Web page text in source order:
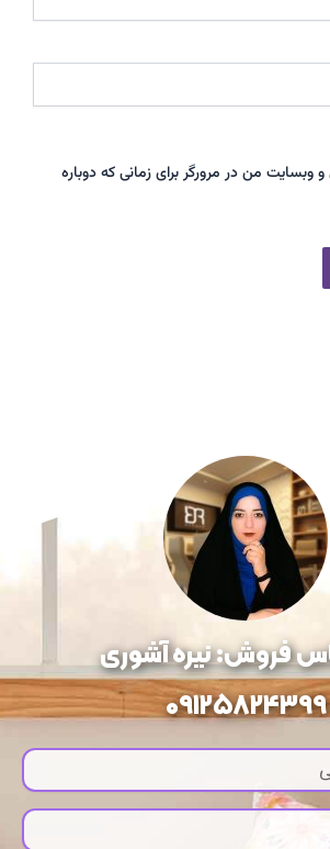
و وبسایت من در مرورگر برای زمانی که دوباره
فروش: نیره آشوری
09125824399